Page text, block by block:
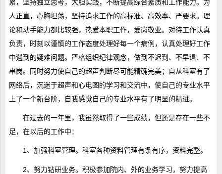
累，坚持独立思考，大胆实践，不断提高综合素质和工作能力。为
人正直，心胸坦荡，坚持追求工作的高标准、高效率、严要求。理
论和动手能力都比较强，热爱本职工作，爱岗敬业。对待工作认真
负责，时刻以谨慎的工作态度处理好每一个病例，认真处理好工作
中遇到的疑难问题。严格组织纪律观念，做到不迟到、不早退、不
串岗。同时努力使自己的超声判断尽可能精确完美；自从科室有了
网络后，沉迷于超声和心电图的学习和交流中，使自己的专业水平
上了一个新台阶，自我感觉自己的专业水平有了明显的精进。
在过去的一年里，我虽然取得了一些成绩，但还是存在一些不
足，在以后的工作中：
1、加强科室管理。科室各种资料管理有条有序，资料完整。
2、努力钻研业务。积极参加院内、外的业务学习，努力提高